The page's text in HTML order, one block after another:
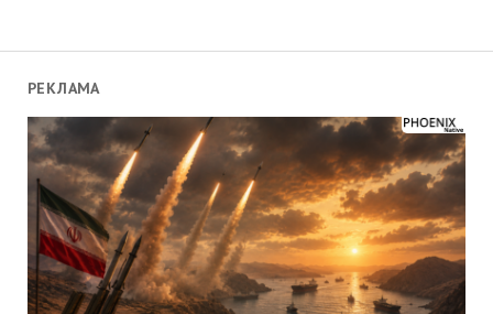
РЕКЛАМА